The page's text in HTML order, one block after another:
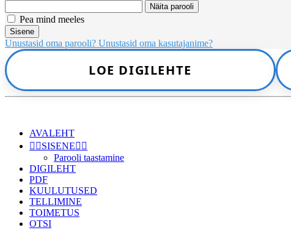
Näita parooli
Pea mind meeles
Sisene
Unustasid oma parooli? Unustasid oma kasutajanime?
LOE DIGILEHTE
AVALEHT
👉🏻SISENE👈🏻
Parooli taastamine
DIGILEHT
PDF
KUULUTUSED
TELLIMINE
TOIMETUS
OTSI